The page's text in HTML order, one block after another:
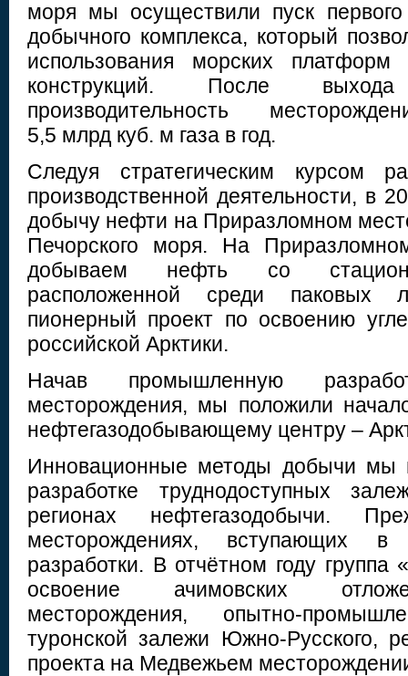
моря мы осуществили пуск
добычного комплекса, который
использования морских
конструкций. После
производительность
5,5 млрд куб. м газа в год.
Следуя стратегическим курсом
производственной деятельности, в
добычу нефти на Приразломном
Печорского моря. На
добываем нефть со
расположенной среди паковых
пионерный проект по освоению
российской Арктики.
Начав промышленную
месторождения, мы положили
нефтегазодобывающему центру –
Инновационные методы добычи мы
разработке труднодоступных
регионах нефтегазодобычи.
месторождениях, вступающих
разработки. В отчётном году группа
освоение ачимовских
месторождения, опытно-
туронской залежи Южно-Русского,
проекта на Медвежьем